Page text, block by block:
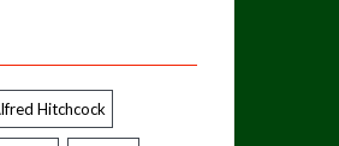
Hitchcock